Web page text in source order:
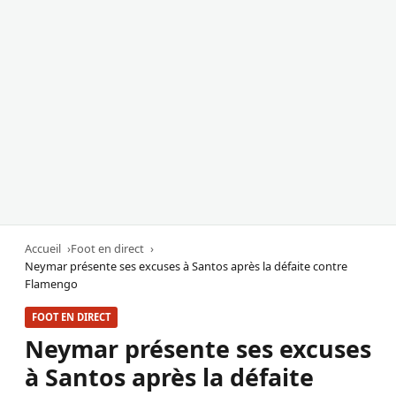
Accueil
Foot en direct
Neymar présente ses excuses à Santos après la défaite contre
Flamengo
FOOT EN DIRECT
Neymar présente ses excuses
à Santos après la défaite